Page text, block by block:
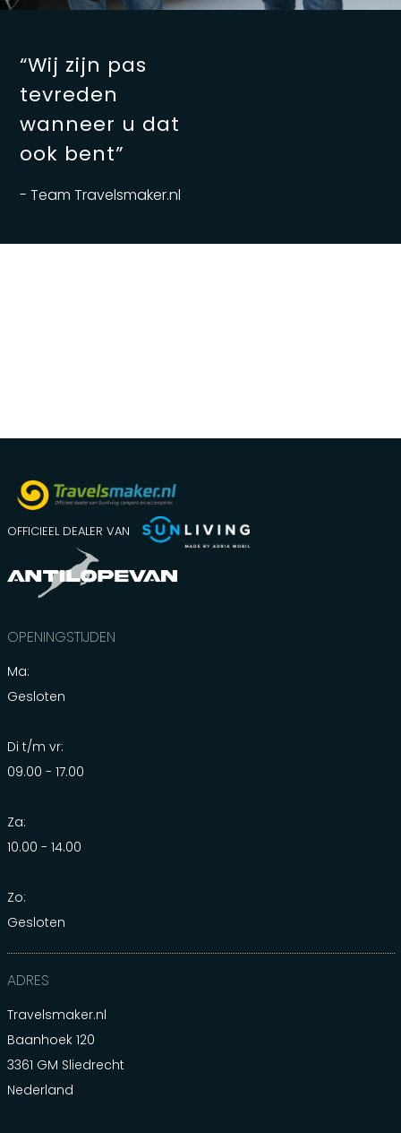
“Wij zijn pas
tevreden
wanneer u dat
ook bent”
- Team Travelsmaker.nl
OFFICIEEL DEALER VAN
OPENINGSTIJDEN
Ma:
Gesloten
Di t/m vr:
09.00 - 17.00
Za:
10.00 - 14.00
Zo:
Gesloten
ADRES
Travelsmaker.nl
Baanhoek 120
3361 GM Sliedrecht
Nederland